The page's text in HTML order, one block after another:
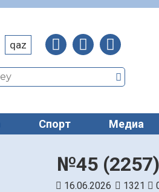
qaz
Спорт Медиа
№45
16.06.2026 1321